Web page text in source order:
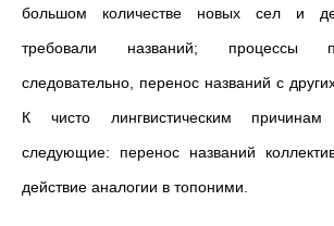
большом количестве новых сел и
требовали названий; процессы
следовательно, перенос названий с
К чисто лингвистическим
следующие: перенос названий
действие аналогии в топоними.